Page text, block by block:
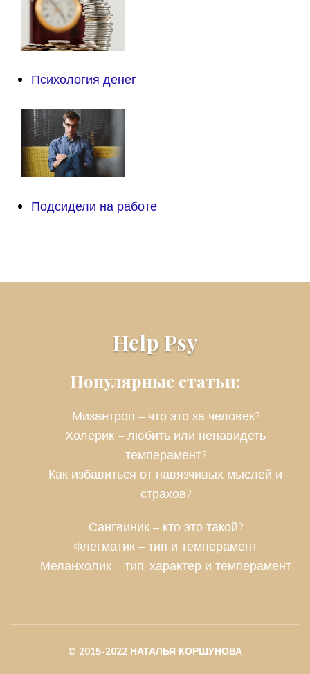
Психология денег
Подсидели на работе
Help Psy
Популярные статьи:
Мизантроп – что это за человек?
Холерик – любить или ненавидеть
темперамент?
Как избавиться от навязчивых мыслей и
страхов?
Сангвиник – кто это такой?
Флегматик – тип и темперамент
Меланхолик – тип, характер и темперамент
© 2015-2022 НАТАЛЬЯ КОРШУНОВА